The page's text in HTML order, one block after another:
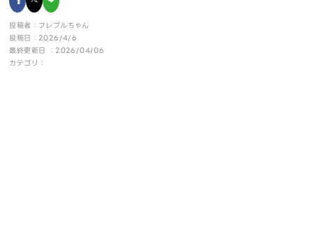
投稿者：フレブルちゃん
投稿日：2026/4/6
最終更新日 ：2026/04/06
カテゴリ：